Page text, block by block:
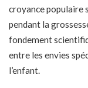
croyance populaire
pendant la
fondement
entre les envies
l’enfant.